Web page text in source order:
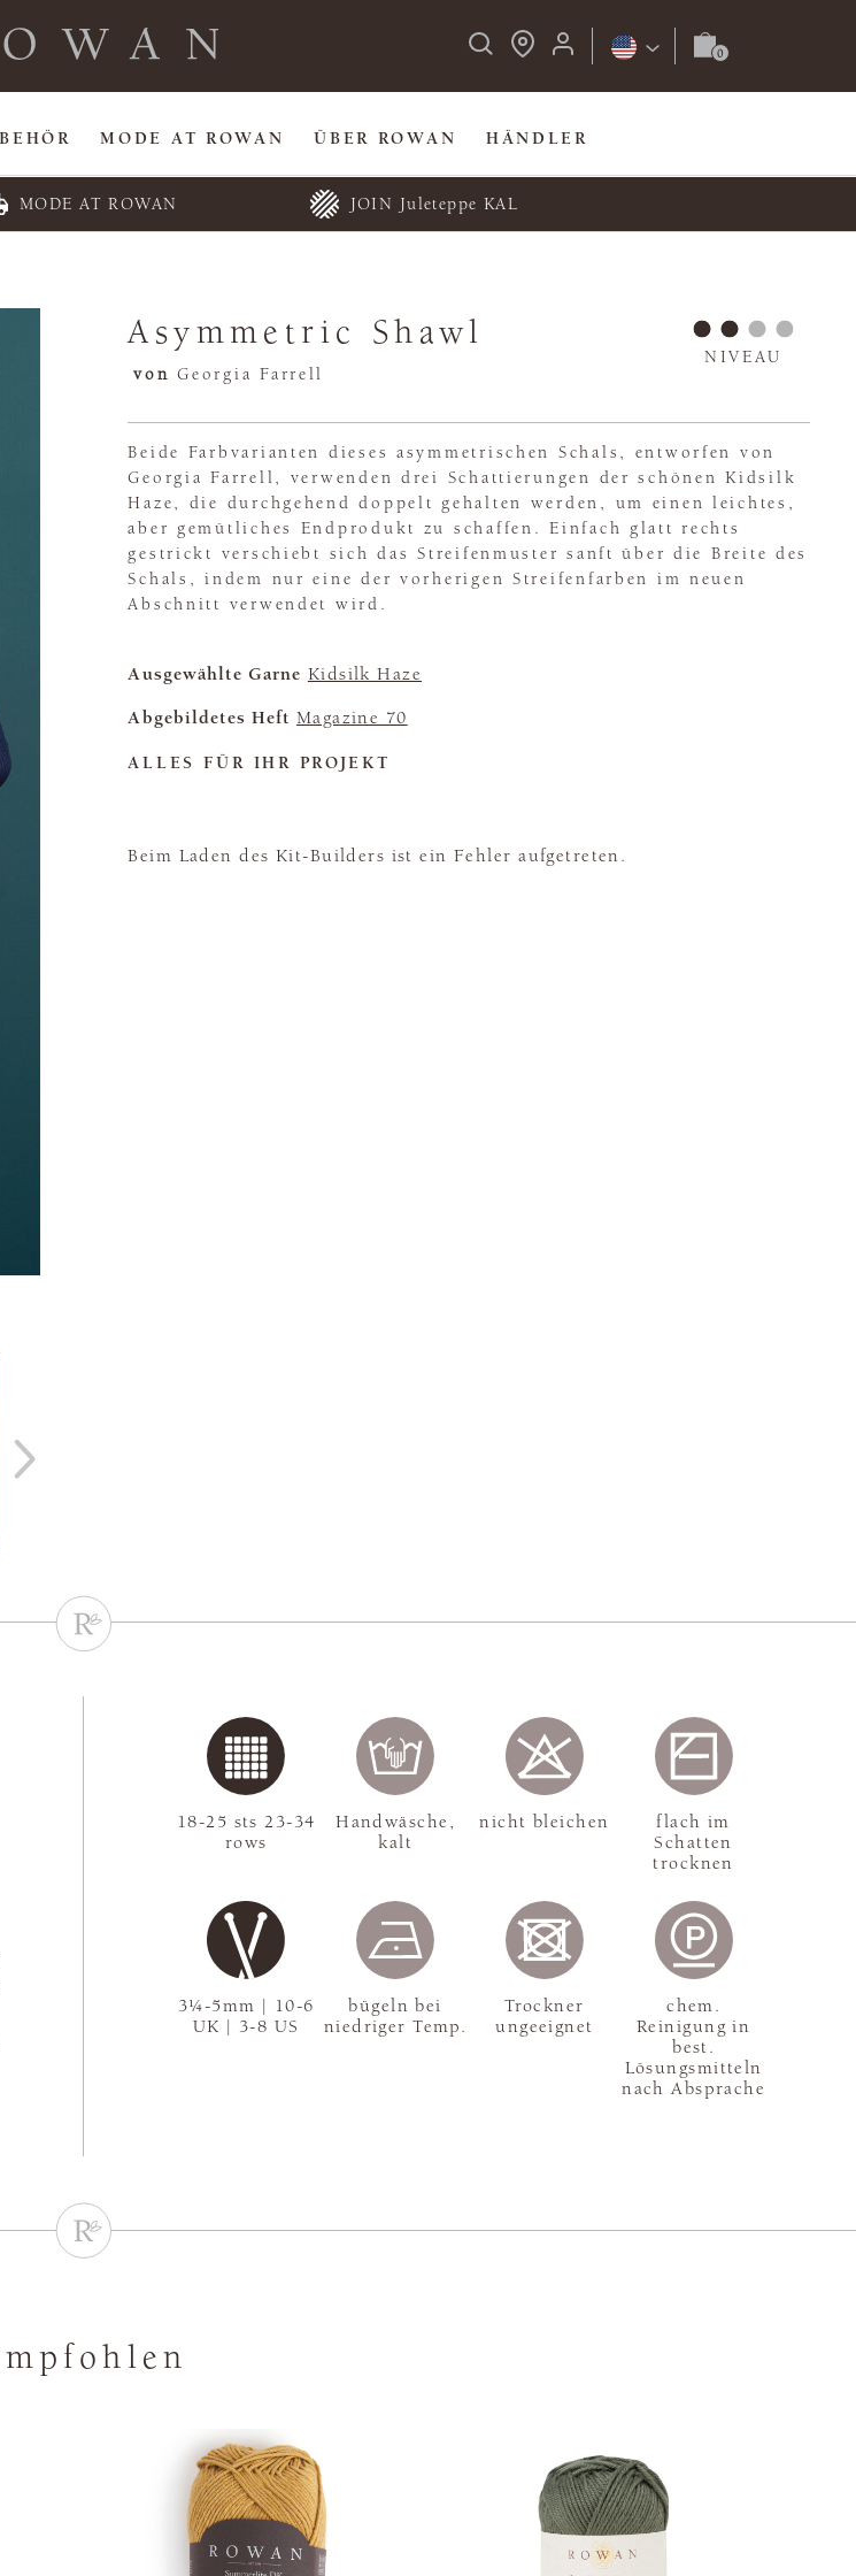
MODE AT ROWAN ÜBER ROWAN HÄNDLER
MODE AT ROWAN JOIN Juleteppe KAL
Asymmetric Shawl
von Georgia Farrell
NIVEAU
Beide Farbvarianten dieses asymmetrischen Schals, entworfen von
Georgia Farrell, verwenden drei Schattierungen der schönen Kidsilk
Haze, die durchgehend doppelt gehalten werden, um einen leichtes,
aber gemütliches Endprodukt zu schaffen. Einfach glatt rechts
gestrickt verschiebt sich das Streifenmuster sanft über die Breite des
Schals, indem nur eine der vorherigen Streifenfarben im neuen
Abschnitt verwendet wird.
Ausgewählte Garne Kidsilk Haze
Abgebildetes Heft Magazine 70
ALLES FÜR IHR PROJEKT
Beim Laden des Kit-Builders ist ein Fehler aufgetreten.
3¼-5mm | 10-6
UK | 3-8 US
18-25 sts 23-34
rows
Handwäsche,
kalt
nicht bleichen
flach im
Schatten
trocknen
bügeln bei
niedriger Temp.
Trockner
ungeeignet
chem.
Reinigung in
best.
Lösungsmitteln
nach Absprache